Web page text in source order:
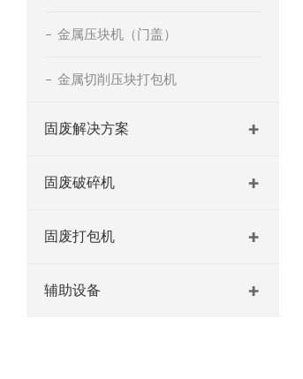
金属压块机（门盖）
金属切削压块打包机
固废解决方案
固废破碎机
固废打包机
辅助设备